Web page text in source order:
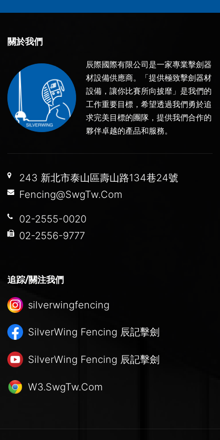
關於我們
辰際國際有限公司是一家專業擊劍器
材設備供應商。「提供極致擊劍器材
設備，讓你比賽所向披靡」是我們的
工作重要目標，希望透過我們勇於追
求完美目標的團隊，提供我們合作的
夥伴卓越的產品和服務。
243 新北市泰山區壽山路134巷24號
Fencing@SwgTw.Com
02-2555-0020
02-2556-9777
追踪/關注我們
silverwingfencing
SilverWing Fencing 辰記擊劍
SilverWing Fencing 辰記擊劍
W3.SwgTw.Com